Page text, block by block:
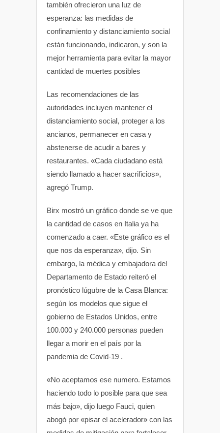
también ofrecieron una luz de
esperanza: las medidas de
confinamiento y distanciamiento social
están funcionando, indicaron, y son la
mejor herramienta para evitar la mayor
cantidad de muertes posibles
Las recomendaciones de las
autoridades incluyen mantener el
distanciamiento social, proteger a los
ancianos, permanecer en casa y
abstenerse de acudir a bares y
restaurantes. «Cada ciudadano está
siendo llamado a hacer sacrificios»,
agregó Trump.
Birx mostró un gráfico donde se ve que
la cantidad de casos en Italia ya ha
comenzado a caer. «Este gráfico es el
que nos da esperanza», dijo. Sin
embargo, la médica y embajadora del
Departamento de Estado reiteró el
pronóstico lúgubre de la Casa Blanca:
según los modelos que sigue el
gobierno de Estados Unidos, entre
100.000 y 240.000 personas pueden
llegar a morir en el país por la
pandemia de Covid-19 .
«No aceptamos ese numero. Estamos
haciendo todo lo posible para que sea
más bajo», dijo luego Fauci, quien
abogó por «pisar el acelerador» con las